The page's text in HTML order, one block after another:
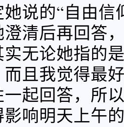
说的“自由信
清后再回答
无论她指的
且我觉得最
起回答，所
响明天上午